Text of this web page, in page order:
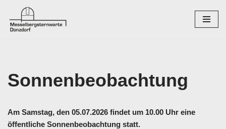
Zum
Sonnenbeobachtung
Am Samstag, den 05.07.2026 findet um 10.00 Uhr eine
öffentliche Sonnenbeobachtung statt.